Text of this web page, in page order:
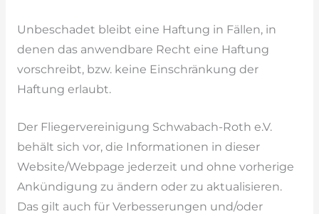
Unbeschadet bleibt eine Haftung in Fällen, in
denen das anwendbare Recht eine Haftung
vorschreibt, bzw. keine Einschränkung der
Haftung erlaubt.
Der Fliegervereinigung Schwabach-Roth e.V.
behält sich vor, die Informationen in dieser
Website/Webpage jederzeit und ohne vorherige
Ankündigung zu ändern oder zu aktualisieren.
Das gilt auch für Verbesserungen und/oder